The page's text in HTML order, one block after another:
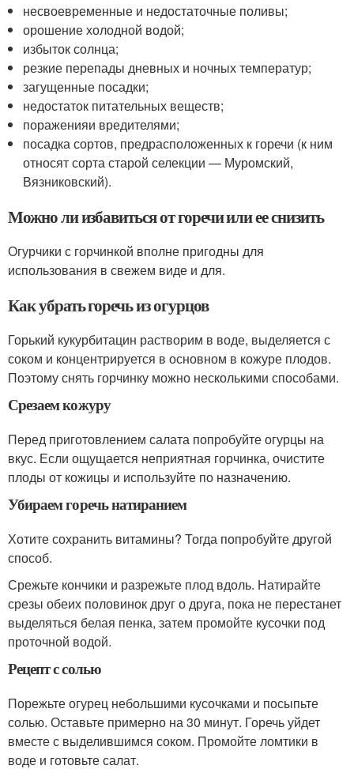
несвоевременные и недостаточные поливы;
орошение холодной водой;
избыток солнца;
резкие перепады дневных и ночных температур;
загущенные посадки;
недостаток питательных веществ;
пораженияи вредителями;
посадка сортов, предрасположенных к горечи (к ним
относят сорта старой селекции — Муромский,
Вязниковский).
Можно ли избавиться от горечи или ее снизить
Огурчики с горчинкой вполне пригодны для
использования в свежем виде и для.
Как убрать горечь из огурцов
Горький кукурбитацин растворим в воде, выделяется с
соком и концентрируется в основном в кожуре плодов.
Поэтому снять горчинку можно несколькими способами.
Срезаем кожуру
Перед приготовлением салата попробуйте огурцы на
вкус. Если ощущается неприятная горчинка, очистите
плоды от кожицы и используйте по назначению.
Убираем горечь натиранием
Хотите сохранить витамины? Тогда попробуйте другой
способ.
Срежьте кончики и разрежьте плод вдоль. Натирайте
срезы обеих половинок друг о друга, пока не перестанет
выделяться белая пенка, затем промойте кусочки под
проточной водой.
Рецепт с солью
Порежьте огурец небольшими кусочками и посыпьте
солью. Оставьте примерно на 30 минут. Горечь уйдет
вместе с выделившимся соком. Промойте ломтики в
воде и готовьте салат.